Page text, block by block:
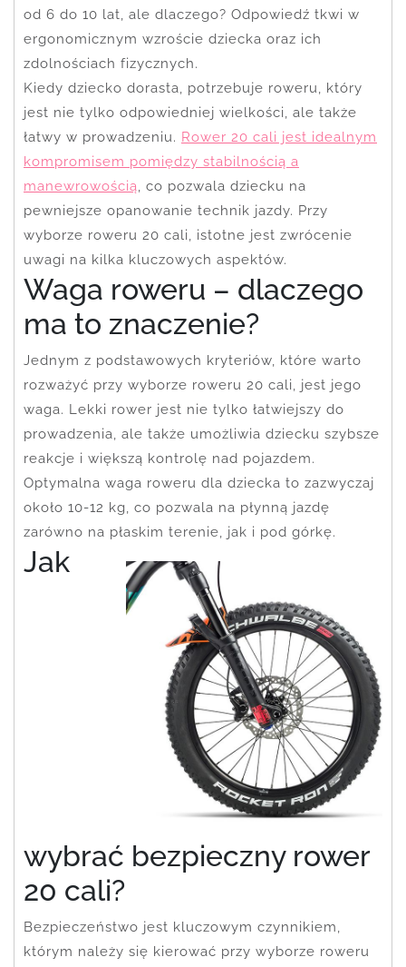
od 6 do 10 lat, ale dlaczego? Odpowiedź tkwi w
ergonomicznym wzroście dziecka oraz ich
zdolnościach fizycznych.
Kiedy dziecko dorasta, potrzebuje roweru, który
jest nie tylko odpowiedniej wielkości, ale także
łatwy w prowadzeniu. Rower 20 cali jest idealnym
kompromisem pomiędzy stabilnością a
manewrowością, co pozwala dziecku na
pewniejsze opanowanie technik jazdy. Przy
wyborze roweru 20 cali, istotne jest zwrócenie
uwagi na kilka kluczowych aspektów.
Waga roweru – dlaczego
ma to znaczenie?
Jednym z podstawowych kryteriów, które warto
rozważyć przy wyborze roweru 20 cali, jest jego
waga. Lekki rower jest nie tylko łatwiejszy do
prowadzenia, ale także umożliwia dziecku szybsze
reakcje i większą kontrolę nad pojazdem.
Optymalna waga roweru dla dziecka to zazwyczaj
około 10-12 kg, co pozwala na płynną jazdę
zarówno na płaskim terenie, jak i pod górkę.
Jak
wybrać bezpieczny rower
20 cali?
Bezpieczeństwo jest kluczowym czynnikiem,
którym należy się kierować przy wyborze roweru